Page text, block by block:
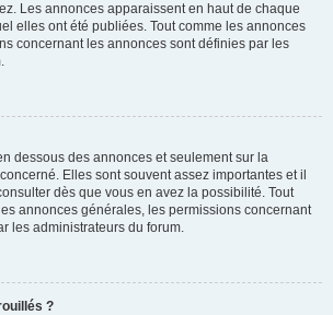
Les annonces apparaissent en haut de chaque
elles ont été publiées. Tout comme les annonces
concernant les annonces sont définies par les
dessous des annonces et seulement sur la
Elles sont souvent assez importantes et il
dès que vous en avez la possibilité. Tout
annonces générales, les permissions concernant
les administrateurs du forum.
?